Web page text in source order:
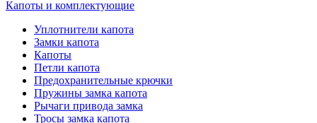
Капоты и комплектующие
Уплотнители капота
Замки капота
Капоты
Петли капота
Предохранительные крючки
Пружины замка капота
Рычаги привода замка
Тросы замка капота